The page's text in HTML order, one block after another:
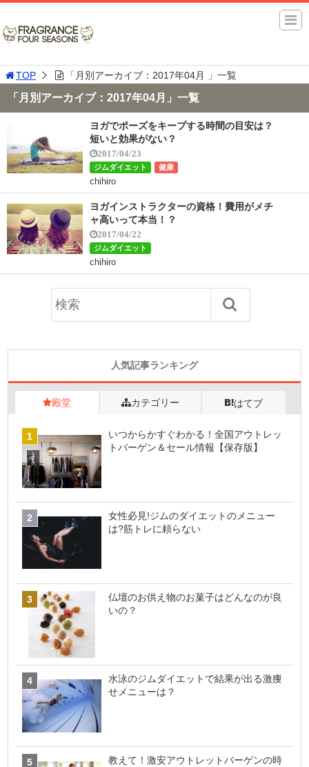
TOP 「月別アーカイブ：2017年04月 」一覧
「月別アーカイブ：2017年04月」一覧
ヨガでポーズをキープする時間の目安は？
短いと効果がない？
2017/04/23
ジムダイエット 健康
chihiro
ヨガインストラクターの資格！費用がメチ
ャ高いって本当！？
2017/04/22
ジムダイエット
chihiro
人気記事ランキング
殿堂 カテゴリー はてブ
いつからかすぐわかる！全国アウトレッ
トバーゲン＆セール情報【保存版】
女性必見!ジムのダイエットのメニュー
は?筋トレに頼らない
仏壇のお供え物のお菓子はどんなのが良
いの？
水泳のジムダイエットで結果が出る激痩
せメニューは？
教えて！激安アウトレットバーゲンの時